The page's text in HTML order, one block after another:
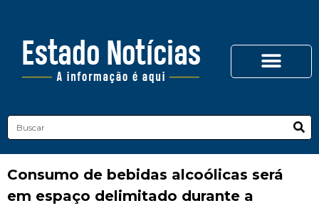
Consumo de bebidas alcoólicas será
em espaço delimitado durante a